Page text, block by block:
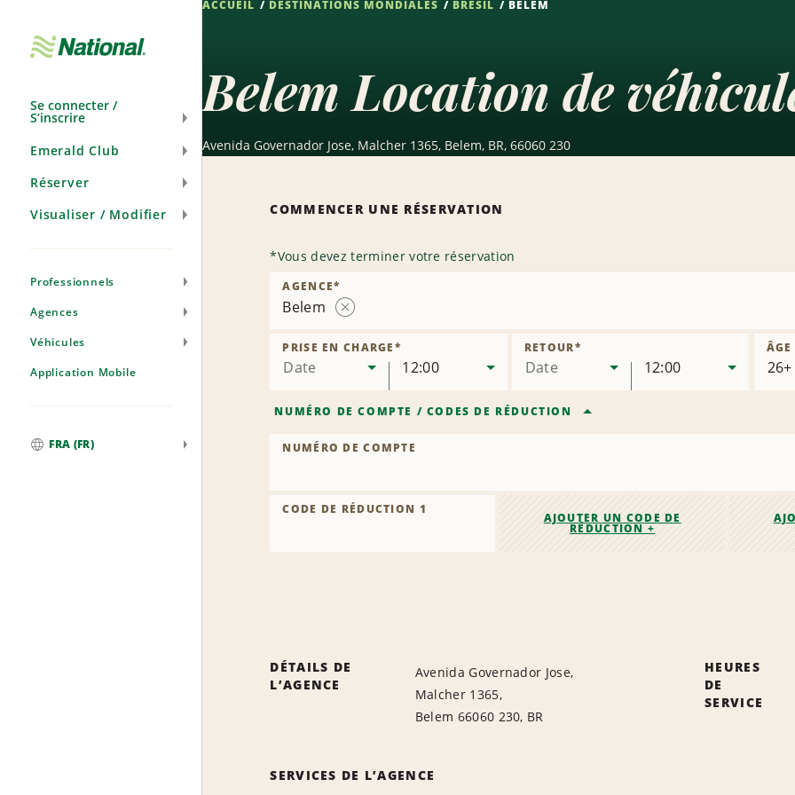
navigation
Se connecter /
S’inscrire
Emerald Club
Réserver
Visualiser / Modifier
Professionnels
Agences
Véhicules
Application Mobile
FRA (FR)
ACCUEIL DESTINATIONS MONDIALES BRÉSIL BELEM
Belem Location de
Avenida Governador Jose, Malcher 1365, Belem, BR, 66060 230
COMMENCER UNE RÉSERVATION
*Vous devez terminer votre réservation
Belem
l’agence
AGENCE*
Date
PRISE EN CHARGE*
12:00 Date
RETOUR*
12:00
NUMÉRO DE COMPTE / CODES DE RÉDUCTION
NUMÉRO DE COMPTE
CODE DE RÉDUCTION 1
AJOUTER UN CODE DE
RÉDUCTION +
DÉTAILS DE
L’AGENCE
Avenida Governador Jose,
Malcher 1365,
Belem 66060 230, BR
SERVICES DE L’AGENCE
HEURES
DE
SERVICE